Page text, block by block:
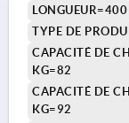
LONGUEUR=400
TYPE DE
CAPACITÉ DE
KG=82
CAPACITÉ DE
KG=92